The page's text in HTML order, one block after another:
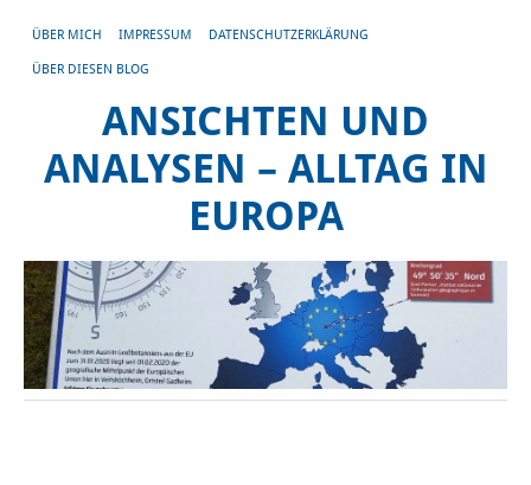
ÜBER MICH IMPRESSUM DATENSCHUTZERKLÄRUNG
ÜBER DIESEN BLOG
ANSICHTEN UND
ANALYSEN – ALLTAG IN
EUROPA